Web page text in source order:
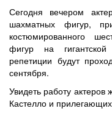
Сегодня вечером
шахматных фигур,
костюмированного
фигур на
репетиции будут
сентября.
Увидеть работу
Кастелло и